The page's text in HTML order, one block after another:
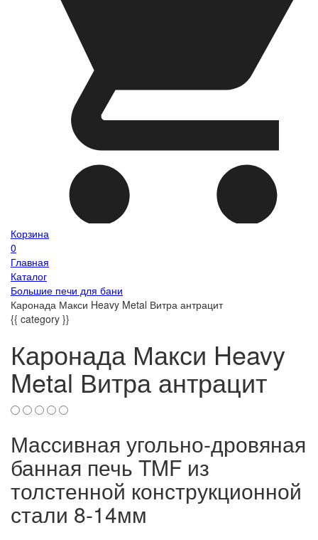
Корзина
0
Главная
Каталог
Большие печи для бани
Каронада Макси Heavy Metal Витра антрацит
{{ category }}
Каронада Макси Heavy
Metal Витра антрацит
Массивная угольно-дровяная
банная печь TMF из
толстенной конструкционной
стали 8-14мм